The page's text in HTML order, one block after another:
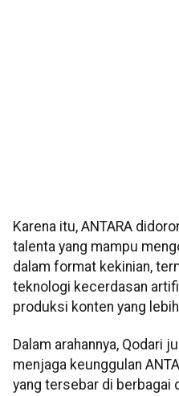
Karena itu, ANTARA
talenta yang mampu
dalam format kekinian,
teknologi kecerdasan
produksi konten yang
Dalam arahannya, Qodari
menjaga keunggulan
yang tersebar di berbagai